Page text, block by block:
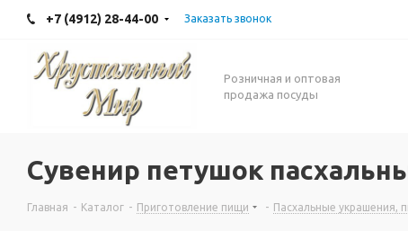
+7 (4912) 28-44-00 Заказать звонок
Розничная и оптовая
продажа посуды
Сувенир петушок
Главная - Каталог - Приготовление пищи - Пасхальные украшения,